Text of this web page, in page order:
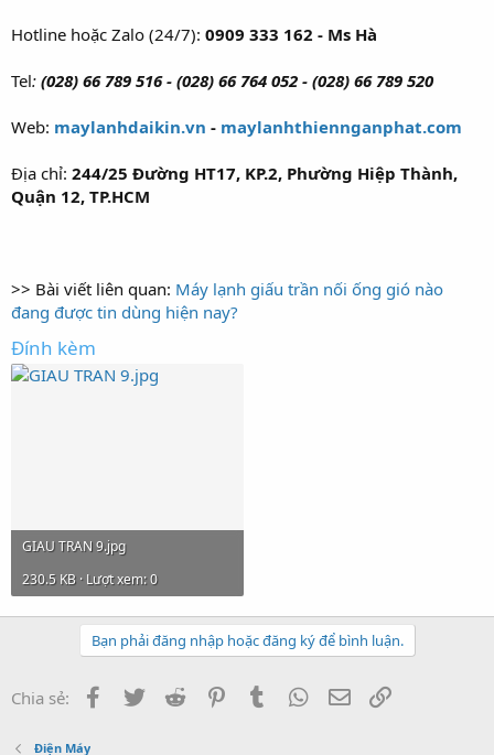
Hotline hoặc Zalo (24/7): 0909 333 162 - Ms Hà
Tel: (028) 66 789 516 - (028) 66 764 052 - (028) 66 789 520
Web: maylanhdaikin.vn - maylanhthiennganphat.com
Địa chỉ: 244/25 Đường HT17, KP.2, Phường Hiệp Thành,
Quận 12, TP.HCM
>> Bài viết liên quan: Máy lạnh giấu trần nối ống gió nào
đang được tin dùng hiện nay?
Đính kèm
GIAU TRAN 9.jpg
230.5 KB · Lượt xem: 0
Bạn phải đăng nhập hoặc đăng ký để bình luận.
Chia sẻ: Facebook
Twitter Reddit PinterestTumblr WhatsApp
Email
Điện Máy